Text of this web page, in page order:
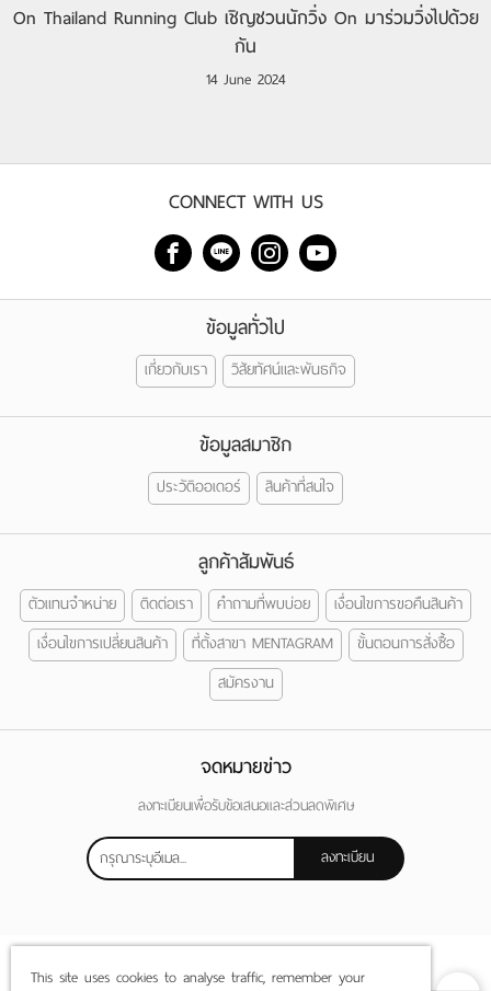
On Thailand Running Club เชิญชวนนักวิ่ง On มาร่วมวิ่งไปด้วย
กัน
14 June 2024
CONNECT WITH US
ข้อมูลทั่วไป
เกี่ยวกับเรา วิสัยทัศน์และพันธกิจ
ข้อมูลสมาชิก
ประวัติออเดอร์ สินค้าที่สนใจ
ลูกค้าสัมพันธ์
ตัวแทนจำหน่าย ติดต่อเรา คำถามที่พบบ่อย
เงื่อนไขการขอคืนสินค้า
เงื่อนไขการเปลี่ยนสินค้า
ที่ตั้งสาขา MENTAGRAM
ขั้นตอนการสั่งซื้อ
สมัครงาน
จดหมายข่าว
ลงทะเบียนเพื่อรับข้อเสนอและส่วนลดพิเศษ
ลงทะเบียน
This site uses cookies to analyse traffic, remember your